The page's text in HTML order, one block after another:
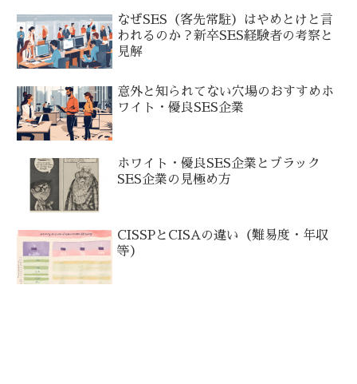
なぜSES（客先常駐）はやめとけと言
われるのか？新卒SES経験者の考察と
見解
意外と知られてない穴場のおすすめホ
ワイト・優良SES企業
ホワイト・優良SES企業とブラック
SES企業の見極め方
CISSPとCISAの違い（難易度・年収
等）